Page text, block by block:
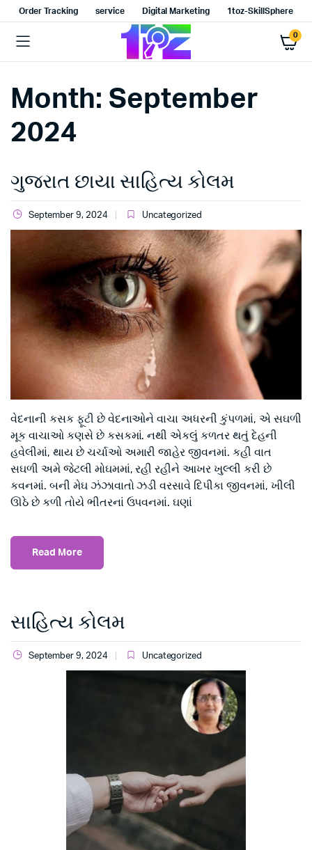
Order Tracking service Digital Marketing 1toz-SkillSphere
0
Month: September
2024
ગુજરાત છાયા સાહિત્ય કોલમ
September 9, 2024 Uncategorized
વેદનાની કસક ફૂટી છે વેદનાઓને વાચા અધરની કુંપળમાં, એ સઘળી
મૂક વાચાઓ કણસે છે કસકમાં. નથી એકલું કળતર થતું દેહની
હવેલીમાં, થાય છે ચર્ચાઓ અમારી જાહેર જીવનમાં. કહી વાત
સઘળી અમે જેટલી મોઘમમાં, રહી રહીને આખર ખુલ્લી કરી છે
કવનમાં. બની મેઘ ઝંઝાવાતો ઝડી વરસાવે દિપીકા જીવનમાં, ખીલી
ઊઠે છે કળી તોયે ભીતરનાં ઉપવનમાં. ઘણાં
Read More
સાહિત્ય કોલમ
September 9, 2024 Uncategorized